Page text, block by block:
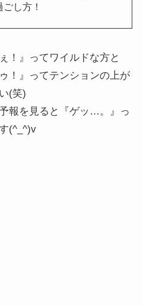
ごし方！
！』ってワイルドな方と
！』ってテンションの上が
(笑)
報を見ると『ゲッ…。』っ
(^_^)v